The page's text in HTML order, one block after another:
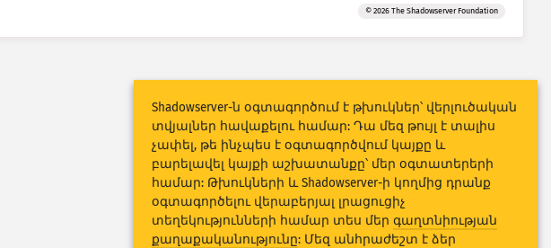
© 2026 The Shadowserver Foundation
Shadowserver-ն օգտագործում է թխուկներ՝ վերլուծական
տվյալներ հավաքելու համար: Դա մեզ թույլ է տալիս
չափել, թե ինչպես է օգտագործվում կայքը և
բարելավել կայքի աշխատանքը՝ մեր օգտատերերի
համար: Թխուկների և Shadowserver-ի կողմից դրանք
օգտագործելու վերաբերյալ լրացուցիչ
տեղեկությունների համար տես մեր գաղտնիության
քաղաքականությունը: Մեզ անհրաժեշտ է ձեր